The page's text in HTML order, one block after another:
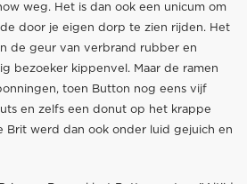
weg. Het is dan ook een unicum om
door je eigen dorp te zien rijden. Het
de geur van verbrand rubber en
bezoeker kippenvel. Maar de ramen
toen Button nog eens vijf
en zelfs een donut op het krappe
Brit werd dan ook onder luid gejuich en